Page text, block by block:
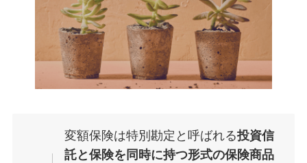
変額保険は特別勘定と呼ばれる投資信
託と保険を同時に持つ形式の保険商品